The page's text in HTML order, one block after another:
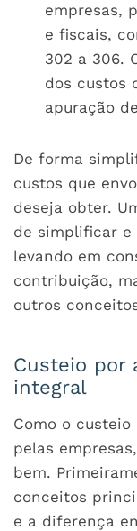
empresas,
e fiscais,
302 a 306.
dos custos
apuração
De forma
custos que
deseja obter.
de simplificar e
levando em
contribuição,
outros
Custeio por
integral
Como o
pelas
bem.
conceitos
e a diferença